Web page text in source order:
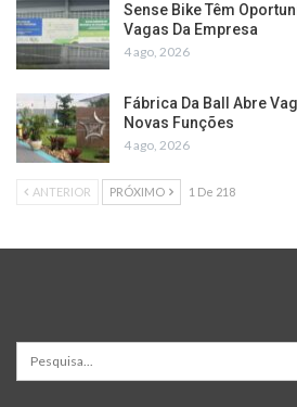
Sense Bike Têm
Vagas Da Empresa
4 ago, 2026
Fábrica Da Ball Abre
Novas Funções
4 ago, 2026
ANTERIOR PRÓXIMO 1 De 218